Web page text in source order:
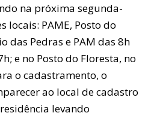
na próxima segunda-
locais: PAME, Posto do
das Pedras e PAM das 8h
e no Posto do Floresta, no
o cadastramento, o
ao local de cadastro
levando